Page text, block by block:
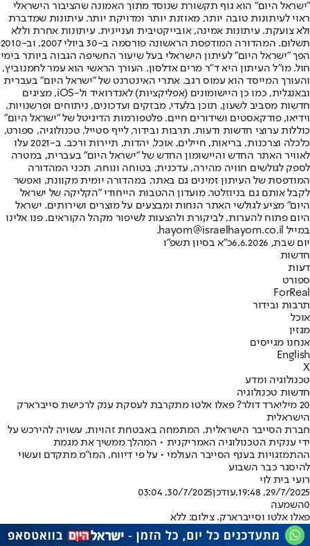
"ישראל היום" הוא גוף תקשורת שנוסד מתוך האמונה שהציבור הישראלי
ראוי לעיתונות טובה יותר, מאוזנת יותר ומדויקת יותר. עיתונות שמדברת
ולא צועקת. עיתונות אמינה, אובייקטיבית ועניינית. עיתונות אחרת וללא
תשלום. המהדורה המודפסת הראשונה פורסמה ב-30 ביולי 2007, וב-2010
הפך "ישראל היום" לעיתון הישראלי בעל שיעור החשיפה הגבוה ביותר בימי
חול. מו"ל העיתון היא ד"ר מרים אדלסון. העורך הראשי הוא עמר לחמנוביץ,
והעורך המייסד הוא עמוס רגב. אתרי האינטרנט של "ישראל היום" בעברית
ובאנגלית, כמו כן היישומונים (אפליקציות) לאנדרואיד ול-iOS, מציגים
חדשות מסביב לשעון, תוכן בלעדי, מבזקים ועדכונים, ניתוחים ופרשנויות,
וידיאו, פודקאסטים ושידורים חיים. פלטפורמות הדיגיטל של "ישראל היום"
כוללות ערוצי חדשות ודעות, תרבות ובידור, לייף סטייל, טכנולוגיה, ספורט,
כלכלה וצרכנות, בריאות, חיילים, אוכל, יהדות, תיירות ורכב. ב-2021 עלו
לאוויר האתר החדש והיישומון החדש של "ישראל היום" בעברית, במטרה
לספק לגולשים חוויה מהירה, עדכנית, בטוחה ונוחה. תכני המהדורה
המודפסת של העיתון זמינים גם באתר, במהדורה יומית מקוונת, ואפשר
לקבל אותם גם בניוזלטר. מועדון ההטבות הייחודי "הקליקה של ישראל
היום" מציע לגולשי האתר הנחות ומבצעים על מוצרים ושירותים. ישראל
היום פתוח להערות, לביקורת ולהצעות לשיפור מקהל הקוראים. פנו אלינו
במייל hayom@israelhayom.co.il.
יום שבת, 6.6.2026
כ"א בסיון תשפ"ו
חדשות
דעות
ספורט
ForReal
תרבות ובידור
אוכל
מגזין
אנחנו מגייסים
English
X
טכנולוגיה ומדע
חדשות טכנולוגיה
20 מיליארד דולר? פאלו אלטו מתקרבת לעסקת ענק לרכישת סייברארק
הישראלית
חברת הסייבר הישראלית, המתמחה באבטחת זהויות, עשויה להירכש על
ידי ענקית הטכנולוגיה האמריקנית • המהלך ממשיך את מגמת
ההתמזגויות בענף הסייבר העולמי • על פי דיווח, המו"מ מתקדם ועשוי
להיסגר כבר השבוע
רועי בית לוי
29/7/2025, 19:48
,עודכן30/7/2025, 03:04
0השמעה
פאלו אלטו וסייברארק. צילום: ללא